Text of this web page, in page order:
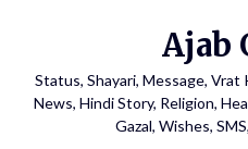
Ajab
Status, Shayari, Message,
News, Hindi Story, Religion,
Gazal, Wishes,